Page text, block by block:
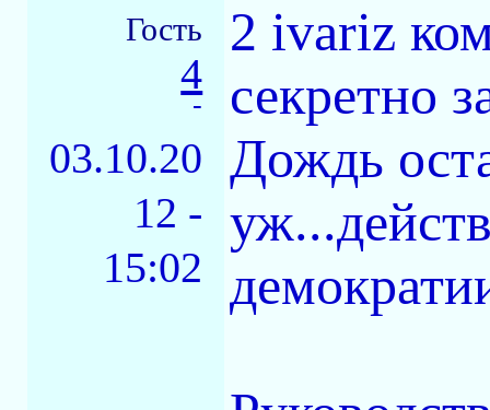
Гость
4
-
03.10.20
12 -
15:02
2 ivariz
секретно
Дождь